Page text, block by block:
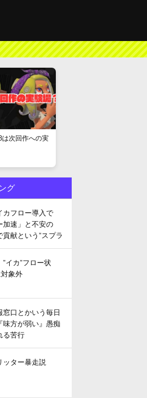
は次回作への実
グ
カフロー導入で
加速」と不安の
貢献という”スプラ
われてしまうのか
”イカ”フロー状
対象外
窓口とかいう毎日
味方が弱い』愚痴
る苦行
ッター暴走説